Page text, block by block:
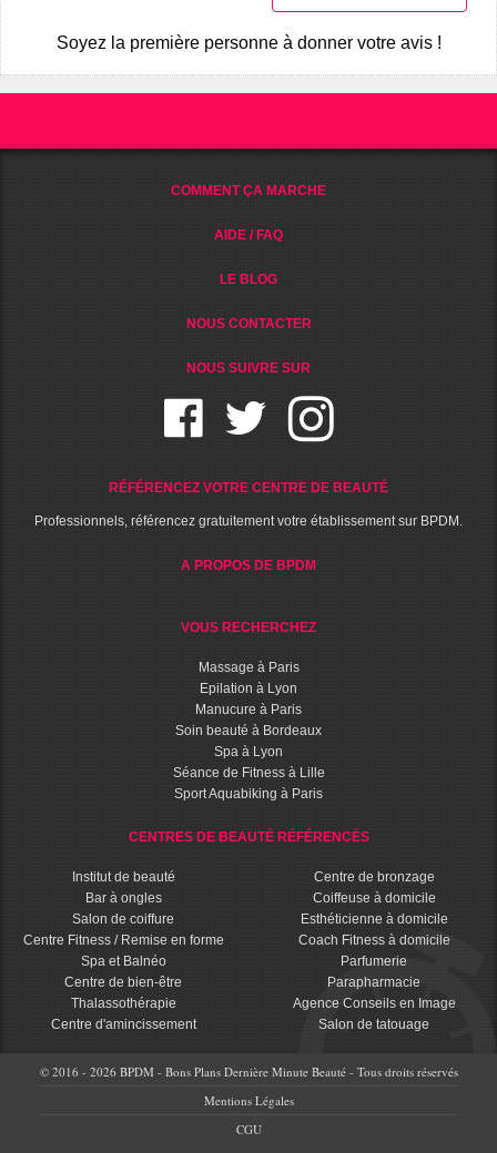
Soyez la première personne à donner votre avis !
COMMENT ÇA MARCHE
AIDE / FAQ
LE BLOG
NOUS CONTACTER
NOUS SUIVRE SUR
RÉFÉRENCEZ VOTRE CENTRE DE BEAUTÉ
Professionnels, référencez gratuitement votre établissement sur BPDM.
A PROPOS DE BPDM
VOUS RECHERCHEZ
Massage à Paris
Epilation à Lyon
Manucure à Paris
Soin beauté à Bordeaux
Spa à Lyon
Séance de Fitness à Lille
Sport Aquabiking à Paris
CENTRES DE BEAUTÉ RÉFÉRENCÉS
Institut de beauté
Bar à ongles
Salon de coiffure
Centre Fitness / Remise en forme
Spa et Balnéo
Centre de bien-être
Thalassothérapie
Centre d'amincissement
Centre de bronzage
Coiffeuse à domicile
Esthéticienne à domicile
Coach Fitness à domicile
Parfumerie
Parapharmacie
Agence Conseils en Image
Salon de tatouage
© 2016 - 2026 BPDM - Bons Plans Dernière Minute Beauté - Tous droits réservés
Mentions Légales
CGU